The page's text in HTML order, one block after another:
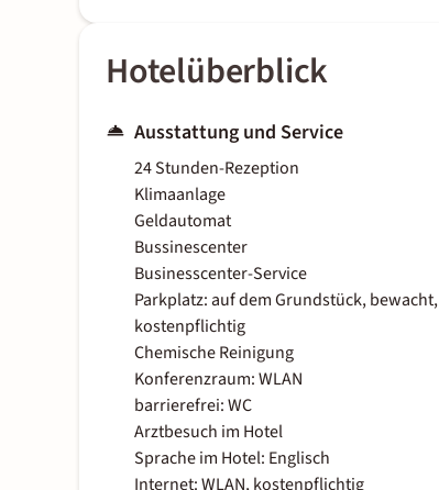
Hotelüberblick
Ausstattung und Service
24 Stunden-Rezeption
Klimaanlage
Geldautomat
Bussinescenter
Businesscenter-Service
Parkplatz: auf dem Grundstück, bewacht,
kostenpflichtig
Chemische Reinigung
Konferenzraum: WLAN
barrierefrei: WC
Arztbesuch im Hotel
Sprache im Hotel: Englisch
Internet: WLAN, kostenpflichtig